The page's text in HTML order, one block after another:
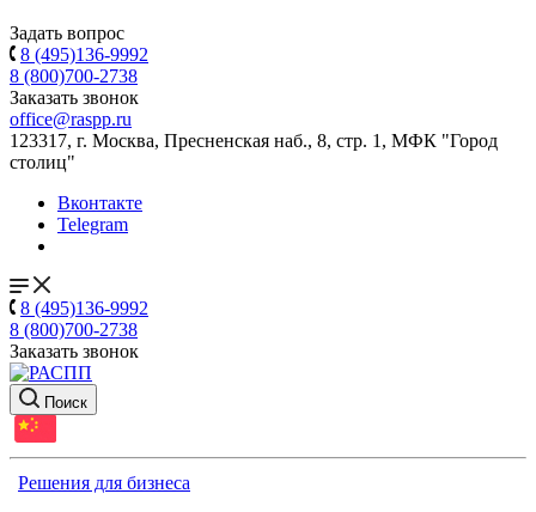
Задать вопрос
8 (495)136-9992
8 (800)700-2738
Заказать звонок
office@raspp.ru
123317, г. Москва, Пресненская наб., 8, стр. 1, МФК "Город
столиц"
Вконтакте
Telegram
8 (495)136-9992
8 (800)700-2738
Заказать звонок
Поиск
Решения для бизнеса